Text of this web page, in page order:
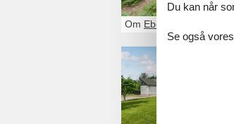
Om Ebeltoft
Du kan når
Se også vores